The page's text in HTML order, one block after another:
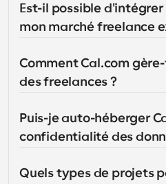
Est-il possible d'intégrer
mon marché freelance
Comment Cal.com
des freelances ?
Puis-je auto-héberger
confidentialité des
Quels types de projets